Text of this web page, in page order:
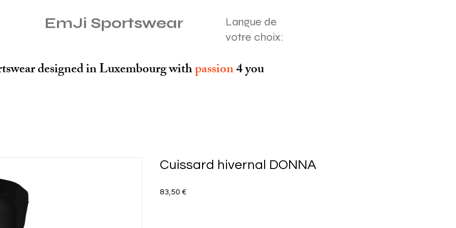
EmJi Sportswear
Langue de
votre choix:
designed in Luxembourg withpassion4 you
Cuissard hivernal DONNA
83,50 €